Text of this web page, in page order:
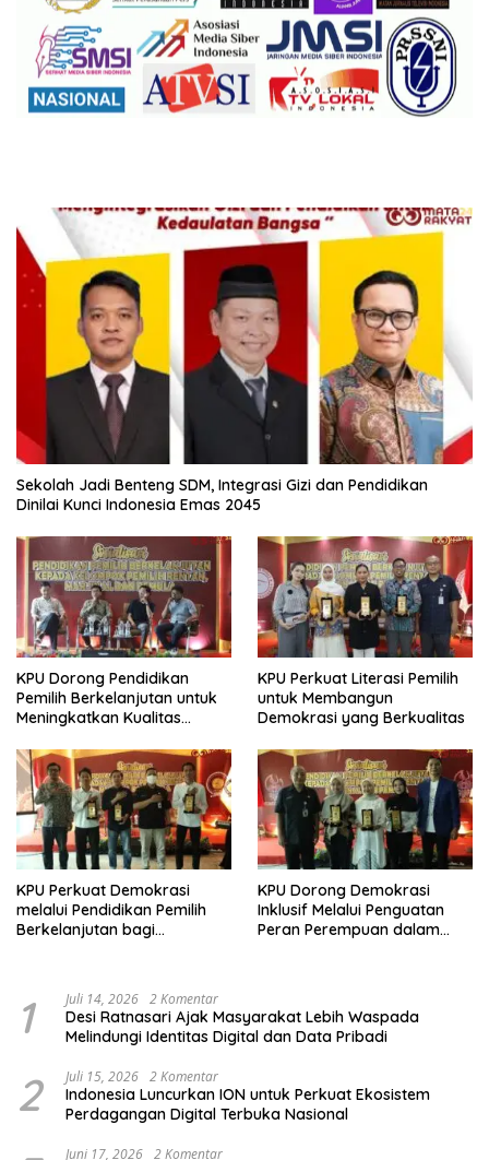
Sekolah Jadi Benteng SDM, Integrasi Gizi dan Pendidikan
Dinilai Kunci Indonesia Emas 2045
KPU Dorong Pendidikan
Pemilih Berkelanjutan untuk
Meningkatkan Kualitas
KPU Perkuat Literasi Pemilih
untuk Membangun
Demokrasi yang Berkualitas
KPU Perkuat Demokrasi
melalui Pendidikan Pemilih
Berkelanjutan bagi
KPU Dorong Demokrasi
Inklusif Melalui Penguatan
Peran Perempuan dalam
1 Juli 14, 2026 2 Komentar
Desi Ratnasari Ajak Masyarakat Lebih Waspada
Melindungi Identitas Digital dan Data Pribadi
2 Juli 15, 2026 2 Komentar
Indonesia Luncurkan ION untuk Perkuat Ekosistem
Perdagangan Digital Terbuka Nasional
Juni 17, 2026 2 Komentar